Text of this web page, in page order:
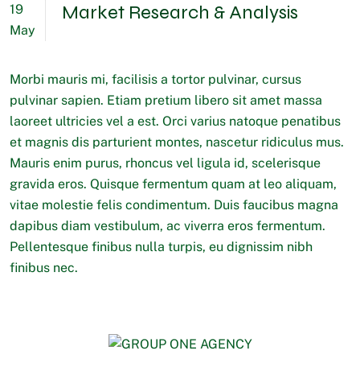
19
May
Market Research & Analysis
Morbi mauris mi, facilisis a tortor pulvinar, cursus
pulvinar sapien. Etiam pretium libero sit amet massa
laoreet ultricies vel a est. Orci varius natoque penatibus
et magnis dis parturient montes, nascetur ridiculus mus.
Mauris enim purus, rhoncus vel ligula id, scelerisque
gravida eros. Quisque fermentum quam at leo aliquam,
vitae molestie felis condimentum. Duis faucibus magna
dapibus diam vestibulum, ac viverra eros fermentum.
Pellentesque finibus nulla turpis, eu dignissim nibh
finibus nec.